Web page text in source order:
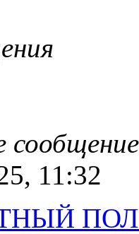
сообщение
11:32
ПОЛК